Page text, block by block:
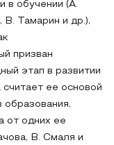
в обучении (А.
В. Тамарин и др.),
призван
этап в развитии
считает ее основой
образования,
от одних ее
В. Смаля и